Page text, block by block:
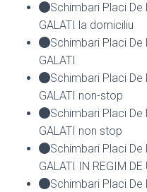
Schimbari Placi
GALATI la domiciliu
Schimbari Placi
GALATI
Schimbari Placi
GALATI non-stop
Schimbari Placi
GALATI non stop
Schimbari Placi
GALATI IN REGIM DE
Schimbari Placi